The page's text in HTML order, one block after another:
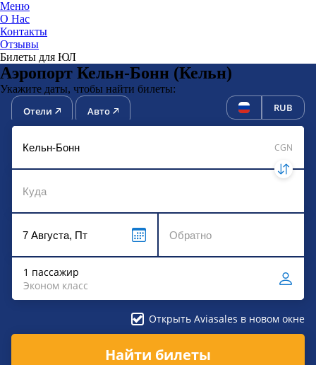
Меню
О Нас
Контакты
Отзывы
Билеты для ЮЛ
Аэропорт Кельн-Бонн (Кельн)
Укажите даты, чтобы найти билеты:
Отели Авто RUB
CGN
1 пассажир
Эконом класс
Открыть Aviasales в новом окне
Найти билеты